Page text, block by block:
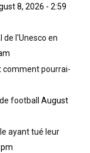
8, 2026 - 2:59
de l'Unesco en
comment pourrai-
football
August
ayant tué leur